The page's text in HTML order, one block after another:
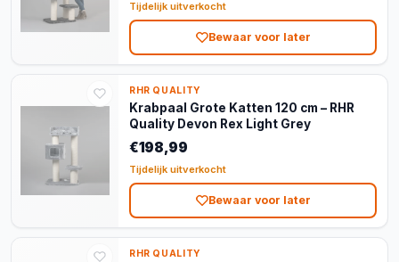
Tijdelijk uitverkocht
Bewaar voor later
RHR QUALITY
Krabpaal Grote Katten 120 cm – RHR
Quality Devon Rex Light Grey
€198,99
Tijdelijk uitverkocht
Bewaar voor later
RHR QUALITY